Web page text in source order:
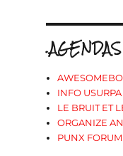
INFO USURPA
LE BRUIT ET
ORGANIZE
PUNX FORUM